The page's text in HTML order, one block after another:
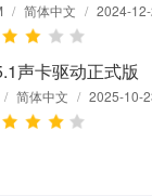
/ 简体中文 / 2024-
声卡驱动正式版
/ 简体中文 / 2025-10-